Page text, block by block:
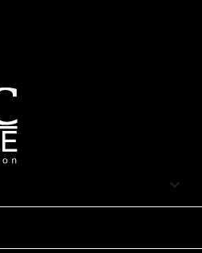
keyboard_arrow_down